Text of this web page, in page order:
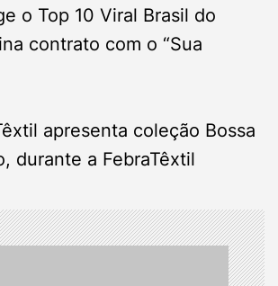
o Top 10 Viral Brasil do
contrato com o “Sua
apresenta coleção Bossa
durante a FebraTêxtil